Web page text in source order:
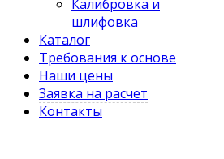
Калибровка и
шлифовка
Каталог
Требования к основе
Наши цены
Заявка на расчет
Контакты